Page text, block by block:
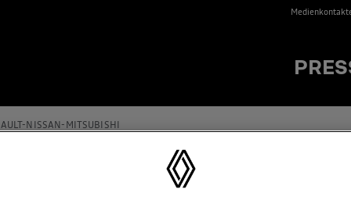
NISSAN-MITSUBISHI